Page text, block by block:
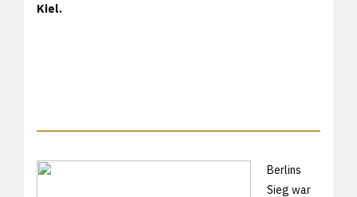
Kiel.
Berlins
Sieg war